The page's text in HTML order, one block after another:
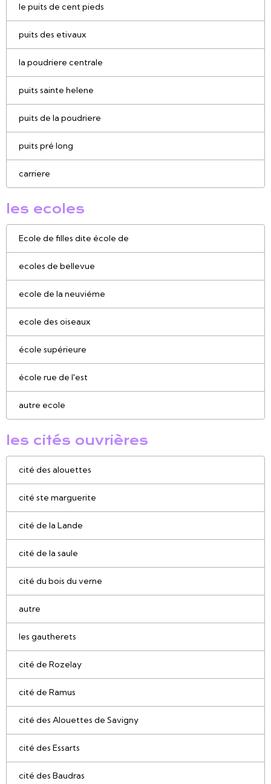
le puits de cent pieds
puits des etivaux
la poudriere centrale
puits sainte helene
puits de la poudriere
puits pré long
carriere
les ecoles
Ecole de filles dite école de
ecoles de bellevue
ecole de la neuviéme
ecole des oiseaux
école supérieure
école rue de l'est
autre ecole
les cités ouvrières
cité des alouettes
cité ste marguerite
cité de la Lande
cité de la saule
cité du bois du verne
autre
les gautherets
cité de Rozelay
cité de Ramus
cité des Alouettes de Savigny
cité des Essarts
cité des Baudras